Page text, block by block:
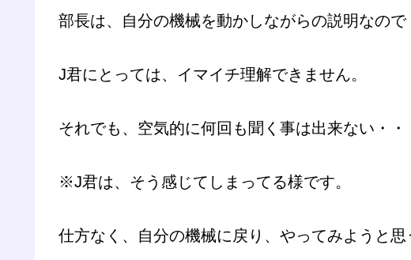
部長は、自分の機械を動かしながらの説明なので
J君にとっては、イマイチ理解できません。
それでも、空気的に何回も聞く事は出来ない・・
※J君は、そう感じてしまってる様です。
仕方なく、自分の機械に戻り、やってみようと思